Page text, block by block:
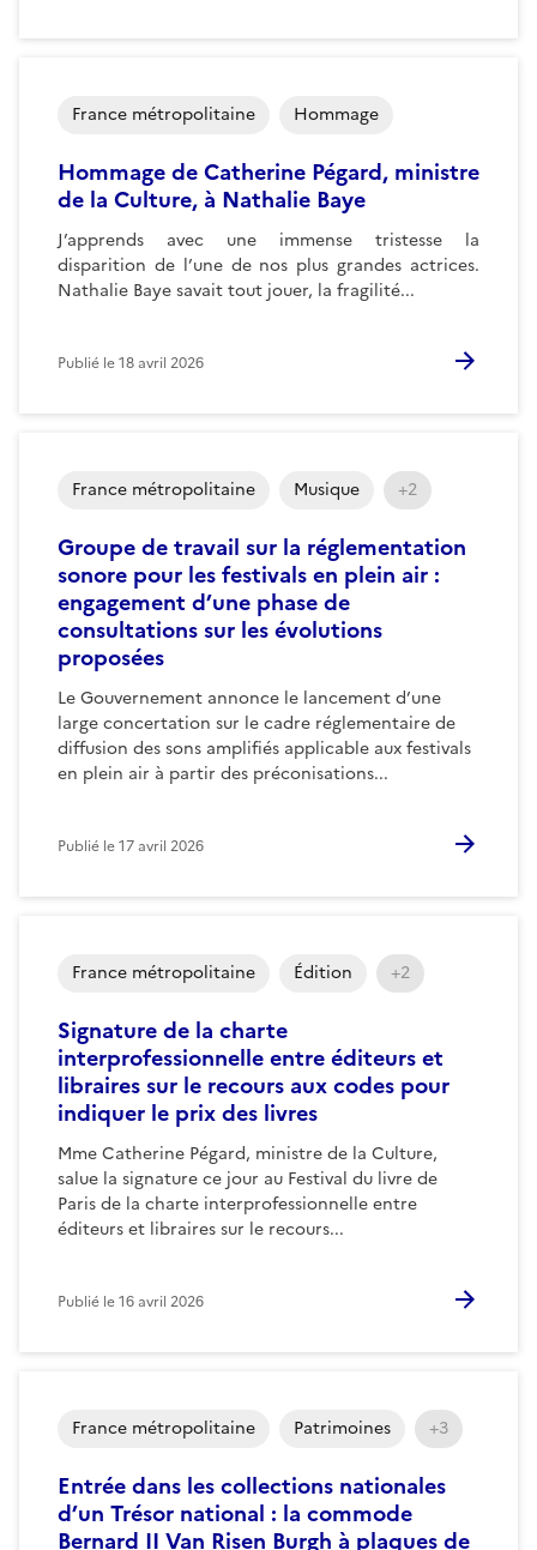
Hommage de Catherine Pégard, ministre
de la Culture, à Nathalie Baye
J’apprends avec une immense tristesse la
disparition de l’une de nos plus grandes actrices.
Nathalie Baye savait tout jouer, la fragilité...
France métropolitaine Hommage
Publié le18 avril 2026
Groupe de travail sur la réglementation
sonore pour les festivals en plein air :
engagement d’une phase de
consultations sur les évolutions
proposées
Le Gouvernement annonce le lancement d’une
large concertation sur le cadre réglementaire de
diffusion des sons amplifiés applicable aux festivals
en plein air à partir des préconisations...
France métropolitaine Musique +2
Publié le17 avril 2026
Signature de la charte
interprofessionnelle entre éditeurs et
libraires sur le recours aux codes pour
indiquer le prix des livres
Mme Catherine Pégard, ministre de la Culture,
salue la signature ce jour au Festival du livre de
Paris de la charte interprofessionnelle entre
éditeurs et libraires sur le recours...
France métropolitaine Édition +2
Publié le16 avril 2026
Entrée dans les collections nationales
d’un Trésor national : la commode
Bernard II Van Risen Burgh à plaques de
France métropolitaine Patrimoines +3